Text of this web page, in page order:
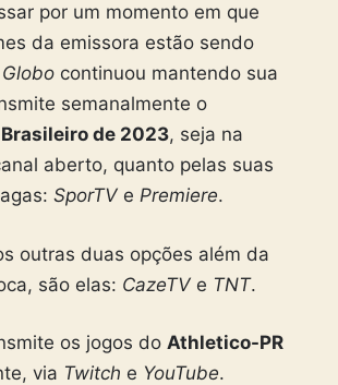
por um momento em que
da emissora estão sendo
Globocontinuou mantendo sua
semanalmente o
de 2023, seja na
aberto, quanto pelas suas
SporTVe Premiere.
outras duas opções além da
são elas: CazeTVe TNT.
os jogos do Athletico-PR
via Twitch e YouTube.